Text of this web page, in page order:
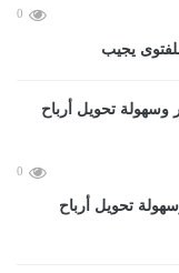
0
يجيب
0
تحويل أرباح